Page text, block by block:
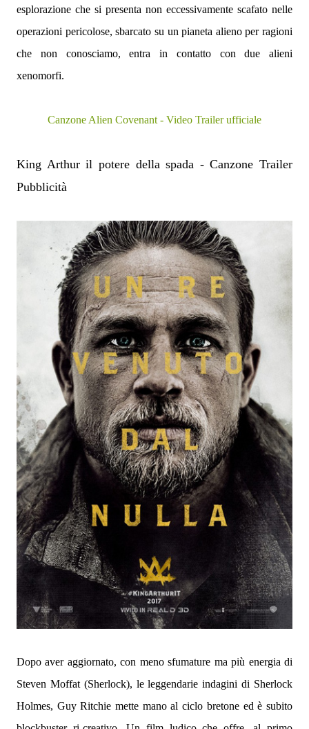
esplorazione che si presenta non eccessivamente scafato nelle
operazioni pericolose, sbarcato su un pianeta alieno per ragioni
che non conosciamo, entra in contatto con due alieni
xenomorfi.
Canzone Alien Covenant - Video Trailer ufficiale
King Arthur il potere della spada - Canzone Trailer
Pubblicità
Dopo aver aggiornato, con meno sfumature ma più energia di
Steven Moffat (Sherlock), le leggendarie indagini di Sherlock
Holmes, Guy Ritchie mette mano al ciclo bretone ed è subito